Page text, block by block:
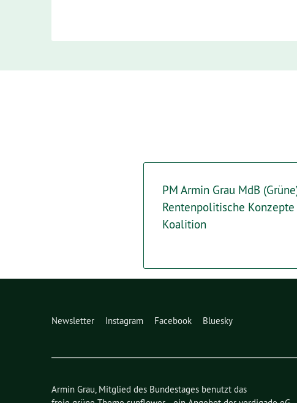
PM Armin Grau MdB
Rentenpolitische
Koalition
Newsletter Instagram Facebook Bluesky
Armin Grau, Mitglied des Bundestages benutzt das